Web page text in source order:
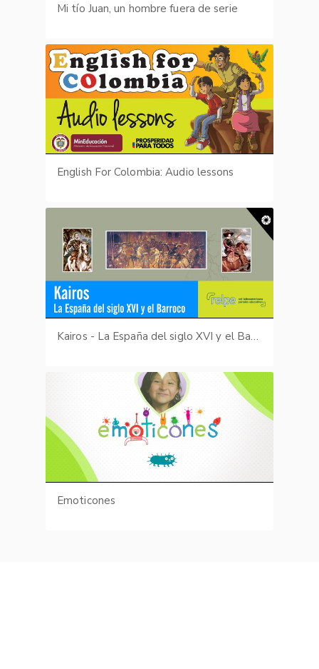
Mi tío Juan, un hombre fuera de serie
English For Colombia: Audio lessons
Kairos - La España del siglo XVI y el Barroco
Emoticones